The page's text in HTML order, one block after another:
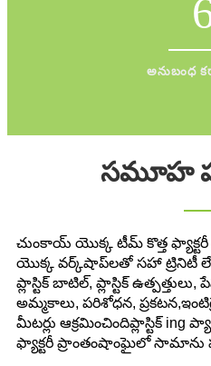
అనుబంధ
సమూహ
చుంకాయ్ యొక్క టీమ్ కొత్త ఫ్యాక్టరీ
యొక్క వర్క్‌షాప్‌లతో సహా ట్రినిటీ
ప్లాస్టిక్ బాటిల్, ప్లాస్టిక్
అమ్మకాలు, పరిశోధన, ప్రకటన,
మీటర్లు ఆక్రమించిందిప్లాస్టిక్ ing
ఫ్యాక్టరీ ప్రాంతంషాంఘైలో సామాను